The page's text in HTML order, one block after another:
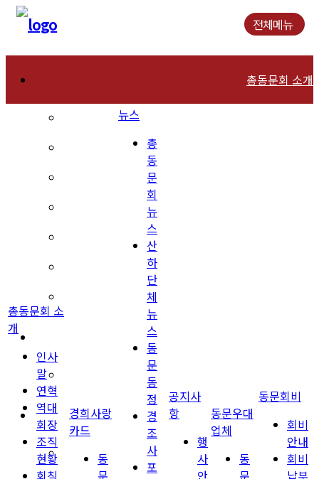
전체메뉴
총동문회 소개
뉴스
총동문회 뉴스
총동문회 소
개
인사
말
연혁
역대
회장
조직
현황
회칙
경희사랑
카드
동
문
뉴스
총
동
문
회
뉴
스
산
하
단
체
뉴
스
동
문
동
정
경
조
사
포
공지사
항
행
사
안
동문우대
업체
동
문
동문회비
회비
안내
회비
납부